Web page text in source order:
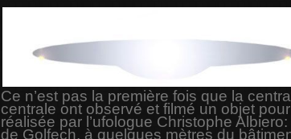
Ce n’est pas la première fois que la
centrale ont observé et filmé un objet
réalisée par l’ufologue Christophe
de Golfech, à quelques mètres du